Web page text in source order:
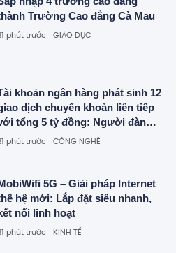
Trường Cao đẳng Cà Mau
phút trước GIÁO DỤC
khoản ngân hàng phát sinh 12
dịch chuyển khoản liên tiếp
tổng 5 tỷ đồng: Người đàn
được công an mời làm việc
phút trước CÔNG NGHỆ
5G – Giải pháp Internet
hệ mới: Lắp đặt siêu nhanh,
nối linh hoạt
phút trước KINH TẾ